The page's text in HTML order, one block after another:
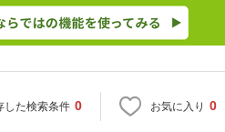
した検索条件 0 お気に入り 0